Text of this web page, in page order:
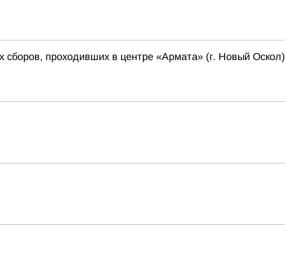
проходивших в центре «Армата» (г. Новый Оскол)